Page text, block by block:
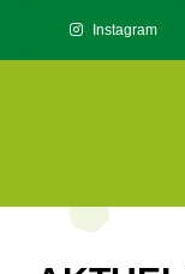
Instagram